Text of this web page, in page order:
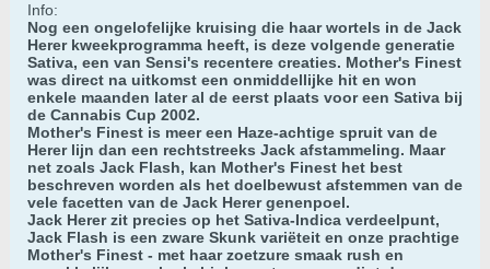
Info:
Nog een ongelofelijke kruising die haar wortels in de Jack
Herer kweekprogramma heeft, is deze volgende generatie
Sativa, een van Sensi's recentere creaties. Mother's Finest
was direct na uitkomst een onmiddellijke hit en won
enkele maanden later al de eerst plaats voor een Sativa bij
de Cannabis Cup 2002.
Mother's Finest is meer een Haze-achtige spruit van de
Herer lijn dan een rechtstreeks Jack afstammeling. Maar
net zoals Jack Flash, kan Mother's Finest het best
beschreven worden als het doelbewust afstemmen van de
vele facetten van de Jack Herer genenpoel.
Jack Herer zit precies op het Sativa-Indica verdeelpunt,
Jack Flash is een zware Skunk variëteit en onze prachtige
Mother's Finest - met haar zoetzure smaak rush en